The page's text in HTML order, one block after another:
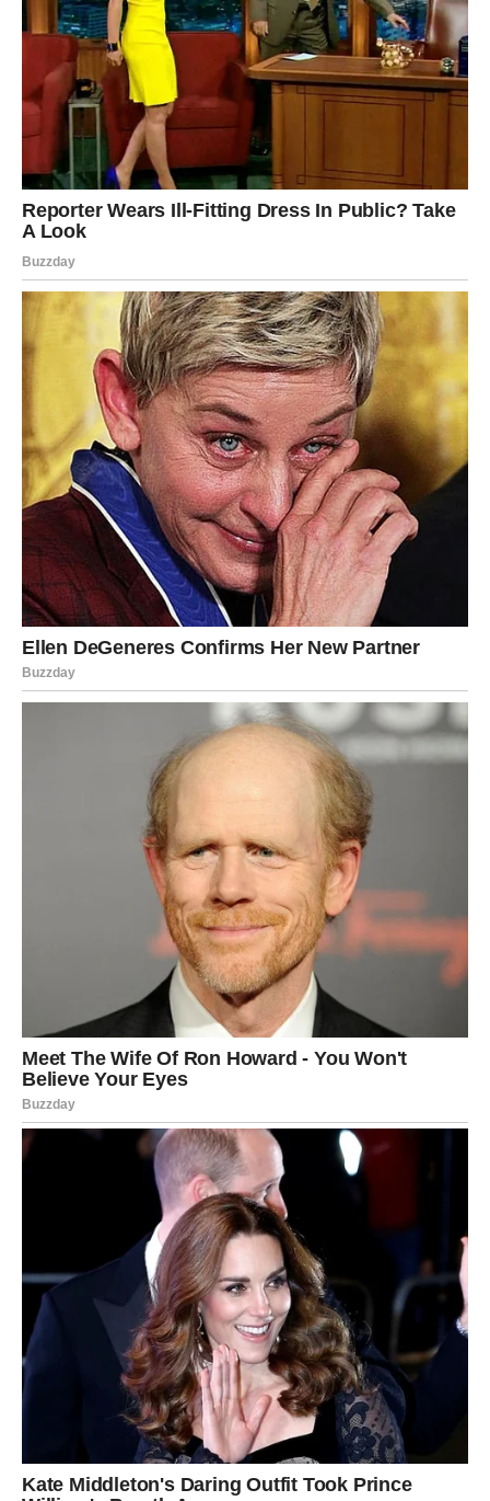
dolazi.
Svaka prepreka, svako razočaranje i svaki trenutak tokom
kojeg ste mislili da više ne možete dalje zapravo su vas
učinili jačima i mudrijima.
A sada dolazi period tokom kojeg biste mogli ostvariti ono
o čemu ste dugo maštali.
Mnogi Blizanci će tokom narednog perioda napraviti
poteze koji će im kasnije potpuno promijeniti život i
donijeti veliku finansijsku sigurnost.
Pred vama je vrijeme kakvo se
rijetko doživljava
Zvijezde vam sada donose novu energiju, ogromnu
motivaciju i priliku da konačno osjetite kako izgleda kada
život radi u vašu korist.
Mnogi Blizanci će tokom ovog perioda upoznati prave
ljude, dobiti prilike koje nisu očekivali i napraviti korake
koji će ih odvesti prema životu o kojem su dugo maštali.
Zato ne dozvolite strahu da vas zaustavi.
Sudbina ima veoma važnu poruku za vas — sada konačno
dolazi vrijeme da postanete uspješni, finansijski sigurni i
mnogo bogatiji nego što ste ikada mogli zamisliti.